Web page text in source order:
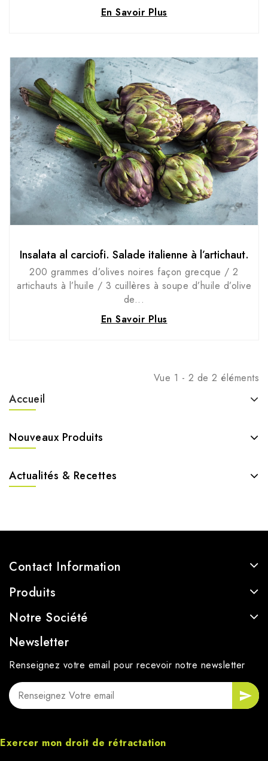
En Savoir Plus
Insalata al carciofi. Salade italienne à l’artichaut.
200 grammes d’olives noires façon grecque / 2
artichauts à l’huile / 3 cuillères à soupe d’huile d’olive
de...
En Savoir Plus
Vue 1 - 2 de 2 éléments
Accueil
Nouveaux Produits
Actualités & Recettes
Contact Information
Produits
Notre Société
Newsletter
Renseignez votre email pour recevoir notre newsletter
Exercer mon droit de rétractation